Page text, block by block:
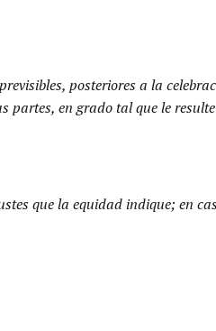
posteriores a la
partes, en grado tal que le resulte
que la equidad indique; en